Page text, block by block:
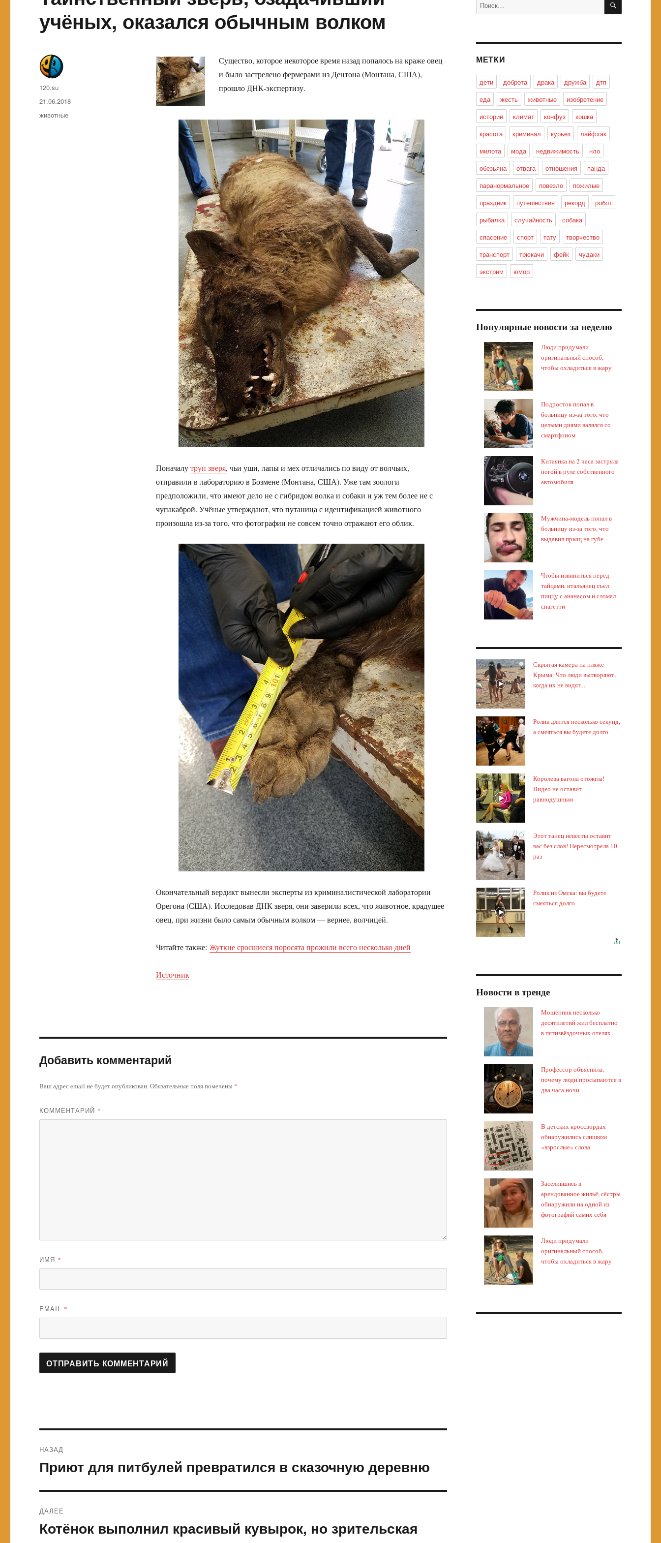
учёных, оказался обычным волком
Существо, которое некоторое время назад попалось на краже овец
и было застрелено фермерами из Дентона (Монтана, США),
прошло ДНК-экспертизу.
Поначалутруп зверя, чьи уши, лапы и мех отличались по виду от волчьих,
отправили в лабораторию в Бозмене (Монтана, США). Уже там зоологи
предположили, что имеют дело не с гибридом волка и собаки и уж тем более не с
чупакаброй. Учёные утверждают, что путаница с идентификацией животного
произошла из-за того, что фотографии не совсем точно отражают его облик.
Окончательный вердикт вынесли эксперты из криминалистической лаборатории
Орегона (США). Исследовав ДНК зверя, они заверили всех, что животное, крадущее
овец, при жизни было самым обычным волком — вернее, волчицей.
Читайте также: Жуткие сросшиеся поросята прожили всего несколько дней
Источник
Автор
120.su
Опубликовано
21.06.2018
Метки
животные
Добавить комментарий
Ваш адрес email не будет опубликован.Обязательные поля помечены *
КОММЕНТАРИЙ *
ИМЯ *
EMAIL *
по
НАЗАД
Предыдущая
запись:
Приют для питбулей превратился в сказочную деревню
ДАЛЕЕ
Следующая
Котёнок выполнил красивый кувырок, но зрительская
МЕТКИ
дети доброта драка дружба
дтп
еда
жесть животные
изобретение
истории
климат конфуз
кошка
красота
криминал курьез
лайфхак
милота
мода недвижимость
нло
обезьяна
отвага отношения
панда
паранормальное
повезло
пожилые
праздник
путешествия рекорд
робот
рыбалка
случайность
собака
спасение
спорт тату
творчество
транспорт
трюкачи фейк
чудаки
экстрим
юмор
Популярные новости за неделю
Люди придумали
оригинальный способ,
чтобы охладиться в жару
Подросток попал в
больницу из-за того, что
целыми днями валялся со
смартфоном
Китаянка на 2 часа застряла
ногой в руле собственного
автомобиля
Мужчина-модель попал в
больницу из-за того, что
выдавил прыщ на губе
Чтобы извиниться перед
тайцами, итальянец съел
пиццу с ананасом и сломал
спагетти
i
Скрытая камера на пляже
Крыма: Что люди вытворяют,
когда их не видят...
i
Ролик длится несколько секунд,
а смеяться вы будете долго
i
Королева вагона отожгла!
Видео не оставит
равнодушным
i
Этот танец невесты оставит
вас без слов! Пересмотрела 10
раз
i
Ролик из Омска: вы будете
смеяться долго
Новости в тренде
Мошенник несколько
десятилетий жил бесплатно
в пятизвёздочных отелях
Профессор объяснила,
почему люди просыпаются в
два часа ночи
В детских кроссвордах
обнаружились слишком
«взрослые» слова
Заселившись в
арендованное жильё, сёстры
обнаружили на одной из
фотографий самих себя
Люди придумали
оригинальный способ,
чтобы охладиться в жару